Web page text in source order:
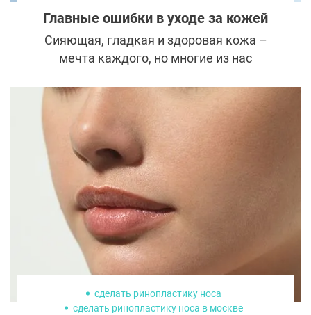
Главные ошибки в уходе за кожей
Сияющая, гладкая и здоровая кожа –
мечта каждого, но многие из нас
ежедневном уходе за ней.
сделать ринопластику носа
сделать ринопластику носа в москве